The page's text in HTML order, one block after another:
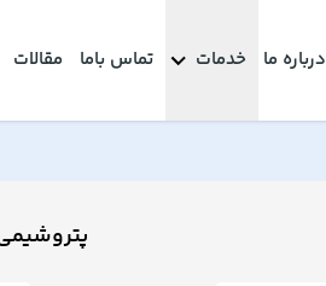
درباره ما خدمات تماس باما مقالات